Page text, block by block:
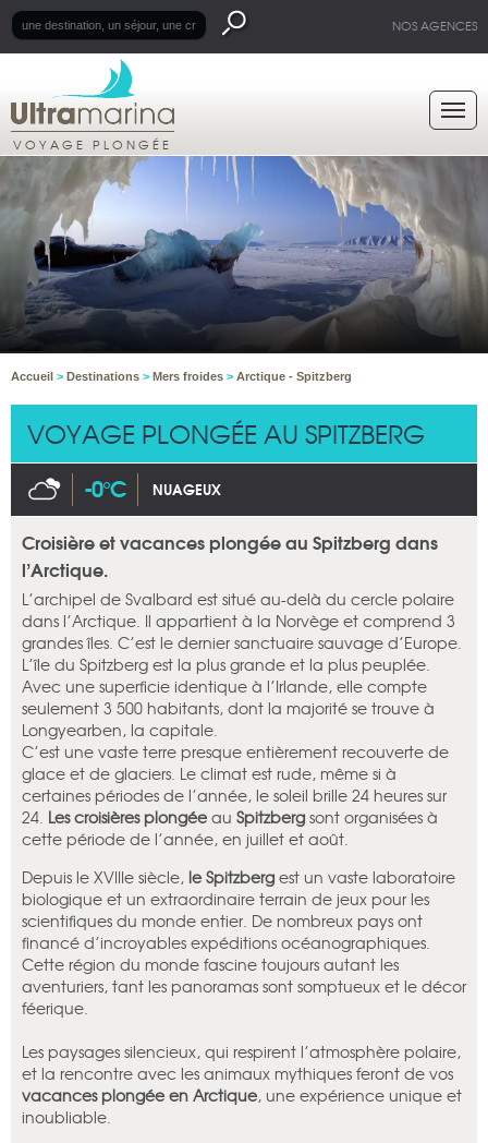
NOS AGENCES
VOYAGE PLONGÉE
Accueil > Destinations > Mers froides > Arctique - Spitzberg
VOYAGE PLONGÉE AU SPITZBERG
-0°C NUAGEUX
Croisière et vacances plongée au Spitzberg dans
l’Arctique.
L’archipel de Svalbard est situé au-delà du cercle polaire
dans l’Arctique. Il appartient à la Norvège et comprend 3
grandes îles. C’est le dernier sanctuaire sauvage d’Europe.
L’île du Spitzberg est la plus grande et la plus peuplée.
Avec une superficie identique à l’Irlande, elle compte
seulement 3 500 habitants, dont la majorité se trouve à
Longyearben, la capitale.
C’est une vaste terre presque entièrement recouverte de
glace et de glaciers. Le climat est rude, même si à
certaines périodes de l’année, le soleil brille 24 heures sur
24. Les croisières plongée au Spitzberg sont organisées à
cette période de l’année, en juillet et août.
Depuis le XVIIIe siècle, le Spitzberg est un vaste laboratoire
biologique et un extraordinaire terrain de jeux pour les
scientifiques du monde entier. De nombreux pays ont
financé d’incroyables expéditions océanographiques.
Cette région du monde fascine toujours autant les
aventuriers, tant les panoramas sont somptueux et le décor
féerique.
Les paysages silencieux, qui respirent l’atmosphère polaire,
et la rencontre avec les animaux mythiques feront de vos
vacances plongée en Arctique, une expérience unique et
inoubliable.